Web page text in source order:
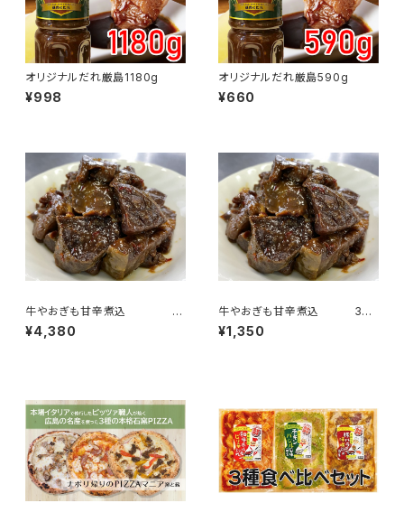
オリジナルだれ厳島1180g
¥998
オリジナルだれ厳島590g
¥660
牛やおぎも甘辛煮込 10
個パックセット
¥4,380
牛やおぎも甘辛煮込 3個
パックセット
¥1,350